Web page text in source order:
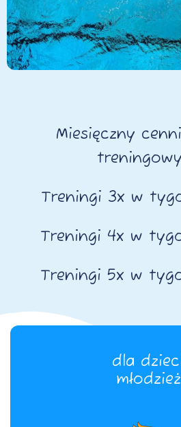
Miesięczny
Treningi 3x w
Treningi 4x w
Treningi 5x w
dla
dla